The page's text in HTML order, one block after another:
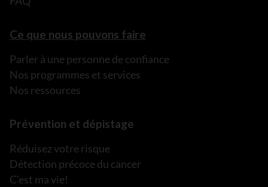
Ce que nous pouvons faire
Parler à une personne de confiance
Nos programmes et services
Nos ressources
Prévention et dépistage
Réduisez votre risque
Détection précoce du cancer
C’est ma vie!